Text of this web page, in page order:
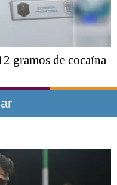
gramos de cocaína